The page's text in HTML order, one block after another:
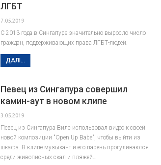
ЛГБТ
7.05.2019
С 2013 года в Сингапуре значительно выросло число
граждан, поддерживающих права ЛГБТ-людей.
ДАЛІ...
Певец из Сингапура совершил
камин-аут в новом клипе
3.05.2019
Певец из Сингапура Вилс использовал видео к своей
новой композиции "Open Up Babe", чтобы выйти из
шкафа. В клипе музыкант и его парень прогуливаются
среди живописных скал и пляжей…